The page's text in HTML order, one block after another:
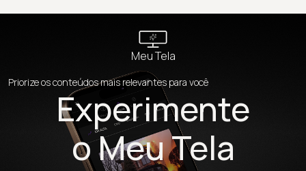
Meu Tela
Priorize os conteúdos mais relevantes para você
Experimente
o Meu Tela